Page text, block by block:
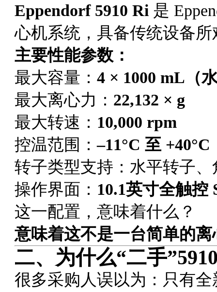
Eppendorf 5910 Ri 是
心机系统，具备传统设备
主要性能参数：
最大容量： 4 × 1000 mL（
最大离心力： 22,132 × g
最大转速： 10,000 rpm
控温范围：–11°C 至 +40°C
转子类型支持：水平转子
操作界面： 10.1英寸全触控
这一配置，意味着什么？
意味着这不是一台简单的
二、为什么“二手
很多采购人误以为：只有